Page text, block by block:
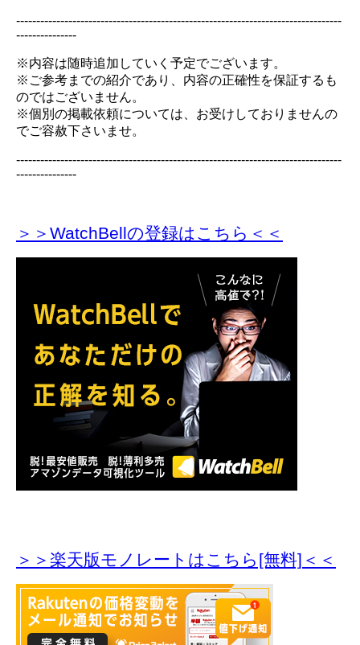
---------------------------------------------------------------------------------
---------------
※内容は随時追加していく予定でございます。
※ご参考までの紹介であり、内容の正確性を保証するも
のではございません。
※個別の掲載依頼については、お受けしておりませんの
でご容赦下さいませ。
---------------------------------------------------------------------------------
---------------
＞＞WatchBellの登録はこちら＜＜
＞＞楽天版モノレートはこちら[無料]＜＜